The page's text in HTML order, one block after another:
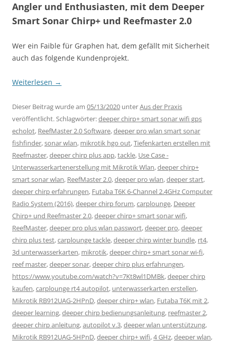
Angler und Enthusiasten, mit dem Deeper
Smart Sonar Chirp+ und Reefmaster 2.0
Wer ein Faible für Graphen hat, dem gefällt mit Sicherheit
auch das folgende Kundenprojekt.
Weiterlesen →
Dieser Beitrag wurde am 05/13/2020 unterAus der Praxis
veröffentlicht. Schlagwörter:deeper chirp+ smart sonar wifi gps
echolot, ReefMaster 2.0 Software,deeper pro wlan smart sonar
fishfinder,sonar wlan, mikrotik hgo out,Tiefenkarten erstellen mit
Reefmaster,deeper chirp plus app,tackle, Use Case -
Unterwasserkartenerstellung mit Mikrotik Wlan,deeper chirp+
smart sonar wlan, ReefMaster 2.0,deeper pro wlan,deeper start,
deeper chirp erfahrungen, Futaba T6K 6-Channel 2.4GHz Computer
Radio System (2016),deeper chirp forum,carplounge, Deeper
Chirp+ und Reefmaster 2.0,deeper chirp+ smart sonar wifi,
ReefMaster,deeper pro plus wlan passwort,deeper pro,deeper
chirp plus test,carplounge tackle,deeper chirp winter bundle, rt4,
3d unterwasserkarten, mikrotik,deeper chirp+ smart sonar wi-fi,
reef master,deeper sonar,deeper chirp plus erfahrungen,
https://www.youtube.com/watch?v=7Kt8wl1DMBk,deeper chirp
kaufen,carplounge rt4 autopilot, unterwasserkarten erstellen,
Mikrotik RB912UAG-2HPnD,deeper chirp+ wlan, Futaba T6K mit 2,
deeper learning,deeper chirp bedienungsanleitung, reefmaster 2,
deeper chirp anleitung,autopilot v.3,deeper wlan unterstützung,
Mikrotik RB912UAG-5HPnD,deeper chirp+ wifi,4 GHz,deeper wlan,